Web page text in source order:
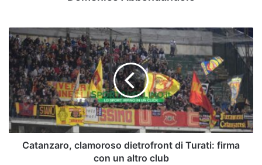
Catanzaro,
clamoroso
dietrofront
di
Turati:
firma
con
un
altro
clubCatanzaro, clamoroso dietrofront di Turati: firma
con un altro club